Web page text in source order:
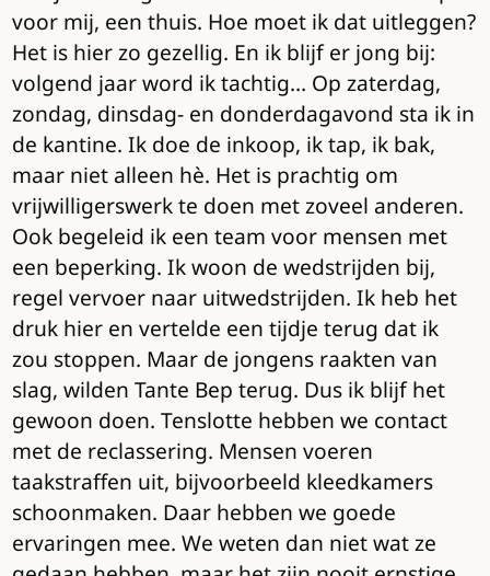
voor mij, een thuis. Hoe moet ik dat uitleggen?
Het is hier zo gezellig. En ik blijf er jong bij:
volgend jaar word ik tachtig… Op zaterdag,
zondag, dinsdag- en donderdagavond sta ik in
de kantine. Ik doe de inkoop, ik tap, ik bak,
maar niet alleen hè. Het is prachtig om
vrijwilligerswerk te doen met zoveel anderen.
Ook begeleid ik een team voor mensen met
een beperking. Ik woon de wedstrijden bij,
regel vervoer naar uitwedstrijden. Ik heb het
druk hier en vertelde een tijdje terug dat ik
zou stoppen. Maar de jongens raakten van
slag, wilden Tante Bep terug. Dus ik blijf het
gewoon doen. Tenslotte hebben we contact
met de reclassering. Mensen voeren
taakstraffen uit, bijvoorbeeld kleedkamers
schoonmaken. Daar hebben we goede
ervaringen mee. We weten dan niet wat ze